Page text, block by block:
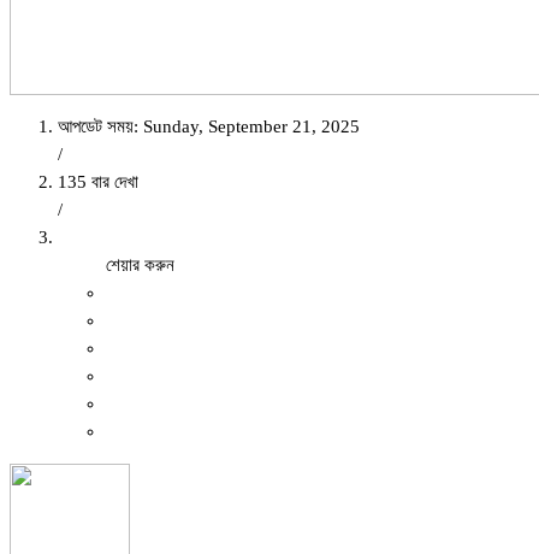
আপডেট সময়: Sunday, September 21, 2025
/
135 বার দেখা
/
শেয়ার করুন